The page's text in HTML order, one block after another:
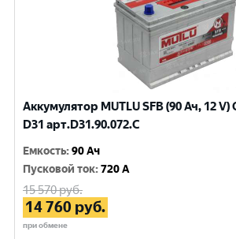
Аккумулятор MUTLU SFB (90 Ач, 12
D31 арт.D31.90.072.C
Емкость:90 Ач
Пусковой ток:720 A
15 570руб.
14 760 руб.
при обмене